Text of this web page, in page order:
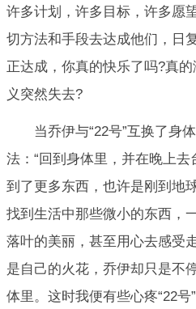
许多计划，许多目标，许多愿
切方法和手段去达成他们，日
正达成，你真的快乐了吗?真
义突然失去?
当乔伊与“22号”互换了身
法：“回到身体里，并在晚上去
到了更多东西，也许是刚到地
找到生活中那些微小的东西，
落叶的美丽，甚至用心去感受
是自己的火花，乔伊却只是不
体里。这时我便有些心疼“22